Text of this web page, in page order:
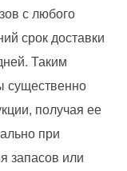
с любого
срок доставки
Таким
существенно
получая ее
при
запасов или